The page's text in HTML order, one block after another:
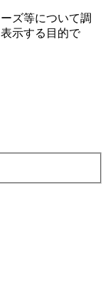
ズ等について調
⽰する⽬的で